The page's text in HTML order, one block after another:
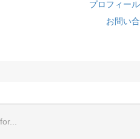
プロフィー
お問い